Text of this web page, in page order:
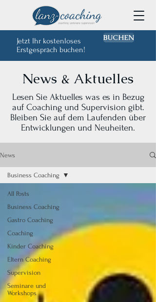
Jetzt Ihr kostenloses
Erstgespräch buchen!
BUCHEN
News & Aktuelles
Lesen Sie Aktuelles was es in Bezug
auf Coaching und Supervision gibt.
Bleiben Sie auf dem Laufenden über
Entwicklungen und Neuheiten.
News
All Posts
Business Coaching
Gastro Coaching
Coaching
Kinder Coaching
Eltern Coaching
Supervision
Seminare und
Workshops
Business Coaching